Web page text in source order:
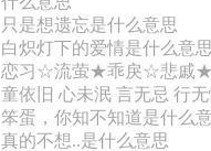
只是想遗忘是什么意思
白炽灯下的爱情是什么意思
恋习☆流萤★乖戾☆悲戚★
童依旧 心未泯 言无忌 行
笨蛋，你知不知道是什么
真的不想..是什么意思